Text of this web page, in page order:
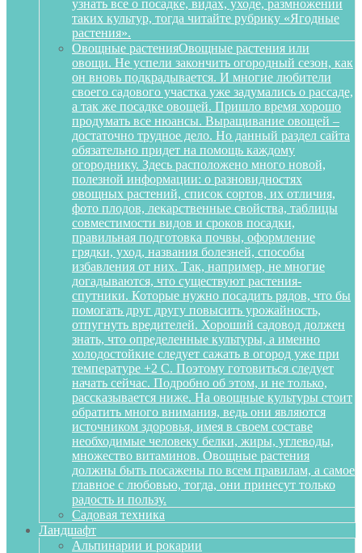
узнать все о посадке, видах, уходе, размножении
таких культур, тогда читайте рубрику «Ягодные
растения».
Овощные растенияОвощные растения или
овощи. Не успели закончить огородный сезон, как
он вновь подкрадывается. И многие любители
своего садового участка уже задумались о рассаде,
а так же посадке овощей. Пришло время хорошо
продумать все нюансы. Выращивание овощей –
достаточно трудное дело. Но данный раздел сайта
обязательно придет на помощь каждому
огороднику. Здесь расположено много новой,
полезной информации: о разновидностях
овощных растений, список сортов, их отличия,
фото плодов, лекарственные свойства, таблицы
совместимости видов и сроков посадки,
правильная подготовка почвы, оформление
грядки, уход, названия болезней, способы
избавления от них. Так, например, не многие
догадываются, что существуют растения-
спутники. Которые нужно посадить рядов, что бы
помогать друг другу повысить урожайность,
отпугнуть вредителей. Хороший садовод должен
знать, что определенные культуры, а именно
холодостойкие следует сажать в огород уже при
температуре +2 С. Поэтому готовиться следует
начать сейчас. Подробно об этом, и не только,
рассказывается ниже. На овощные культуры стоит
обратить много внимания, ведь они являются
источником здоровья, имея в своем составе
необходимые человеку белки, жиры, углеводы,
множество витаминов. Овощные растения
должны быть посажены по всем правилам, а самое
главное с любовью, тогда, они принесут только
радость и пользу.
Садовая техника
Ландшафт
Альпинарии и рокарии